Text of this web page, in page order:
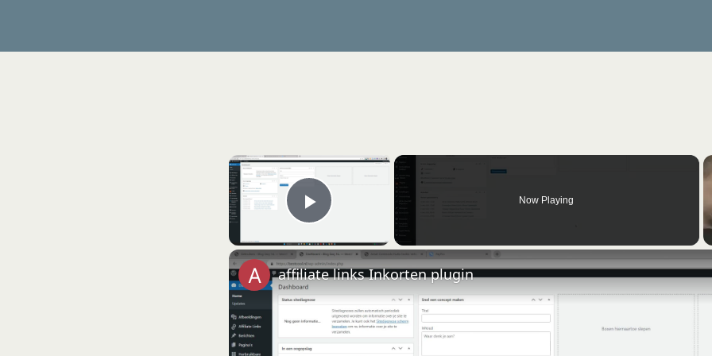
×
Play Video
Now Playing
affiliate links Inkorten plugin